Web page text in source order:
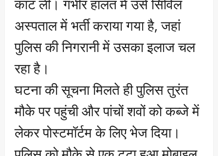
काट ली। गंभीर हालत में उसे सिविल
अस्पताल में भर्ती कराया गया है, जहां
पुलिस की निगरानी में उसका इलाज चल
रहा है।
घटना की सूचना मिलते ही पुलिस तुरंत
मौके पर पहुंची और पांचों शवों को कब्जे में
लेकर पोस्टमॉर्टम के लिए भेज दिया।